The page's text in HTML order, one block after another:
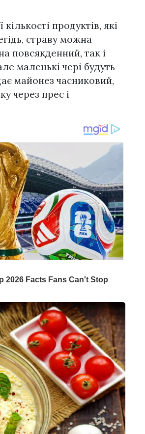
продуктів, які
страву можна
повсякденний, так і
маленькі чері будуть
майонез часниковий,
через прес і